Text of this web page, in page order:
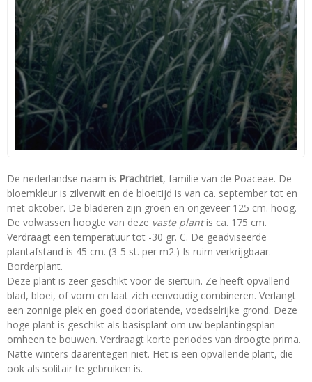
De nederlandse naam is Prachtriet, familie van de Poaceae. De
bloemkleur is zilverwit en de bloeitijd is van ca. september tot en
met oktober. De bladeren zijn groen en ongeveer 125 cm. hoog.
De volwassen hoogte van deze vaste plantis ca. 175 cm.
Verdraagt een temperatuur tot -30 gr. C. De geadviseerde
plantafstand is 45 cm. (3-5 st. per m2.) Is ruim verkrijgbaar.
Borderplant.
Deze plant is zeer geschikt voor de siertuin. Ze heeft opvallend
blad, bloei, of vorm en laat zich eenvoudig combineren. Verlangt
een zonnige plek en goed doorlatende, voedselrijke grond. Deze
hoge plant is geschikt als basisplant om uw beplantingsplan
omheen te bouwen. Verdraagt korte periodes van droogte prima.
Natte winters daarentegen niet. Het is een opvallende plant, die
ook als solitair te gebruiken is.